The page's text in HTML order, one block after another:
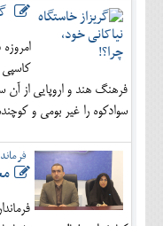
سوادکوه را غیر بومی و